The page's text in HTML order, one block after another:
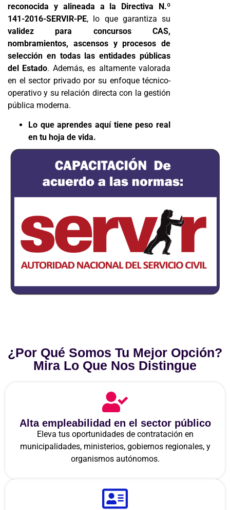
reconocida y alineada a la Directiva N.º
141-2016-SERVIR-PE, lo que garantiza su
validez para concursos CAS,
nombramientos, ascensos y procesos de
selección en todas las entidades públicas
del Estado. Además, es altamente valorada
en el sector privado por su enfoque técnico-
operativo y su relación directa con la gestión
pública moderna.
Lo que aprendes aquí tiene peso real
en tu hoja de vida.
¿Por Qué Somos Tu Mejor Opción?
Mira Lo Que Nos Distingue
Alta empleabilidad en el sector público
Eleva tus oportunidades de contratación en
municipalidades, ministerios, gobiernos regionales, y
organismos autónomos.